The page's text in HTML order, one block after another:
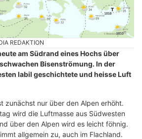
REDAKTION
am Südrand eines Hochs über
Bisenströmung. In der
labil geschichtete und heisse Luft
zunächst nur über den Alpen erhöht.
wird die Luftmasse aus Südwesten
über den Alpen wird es leicht föhnig.
allgemein zu, auch im Flachland.